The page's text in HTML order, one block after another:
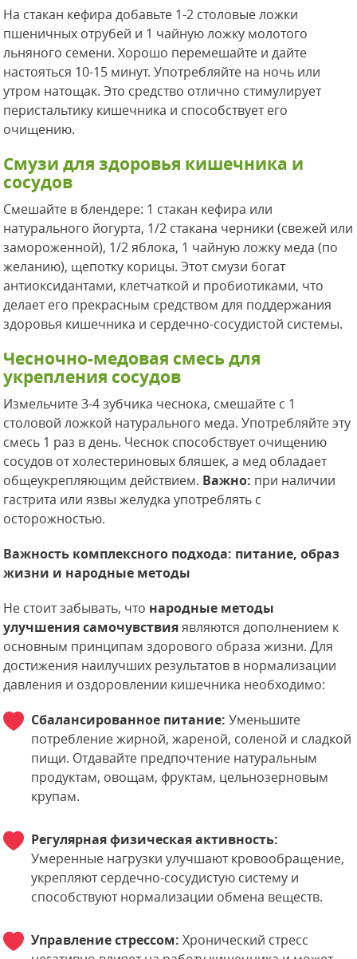
На стакан кефира добавьте 1-2 столовые ложки
пшеничных отрубей и 1 чайную ложку молотого
льняного семени. Хорошо перемешайте и дайте
настояться 10-15 минут. Употребляйте на ночь или
утром натощак. Это средство отлично стимулирует
перистальтику кишечника и способствует его
очищению.
Смузи для здоровья кишечника и
сосудов
Смешайте в блендере: 1 стакан кефира или
натурального йогурта, 1/2 стакана черники (свежей или
замороженной), 1/2 яблока, 1 чайную ложку меда (по
желанию), щепотку корицы. Этот смузи богат
антиоксидантами, клетчаткой и пробиотиками, что
делает его прекрасным средством для поддержания
здоровья кишечника и сердечно-сосудистой системы.
Чесночно-медовая смесь для
укрепления сосудов
Измельчите 3-4 зубчика чеснока, смешайте с 1
столовой ложкой натурального меда. Употребляйте эту
смесь 1 раз в день. Чеснок способствует очищению
сосудов от холестериновых бляшек, а мед обладает
общеукрепляющим действием. Важно: при наличии
гастрита или язвы желудка употреблять с
осторожностью.
Важность комплексного подхода: питание, образ
жизни и народные методы
Не стоит забывать, что народные методы
улучшения самочувствияявляются дополнением к
основным принципам здорового образа жизни. Для
достижения наилучших результатов в нормализации
давления и оздоровлении кишечника необходимо:
Сбалансированное питание: Уменьшите
потребление жирной, жареной, соленой и сладкой
пищи. Отдавайте предпочтение натуральным
продуктам, овощам, фруктам, цельнозерновым
крупам.
Регулярная физическая активность:
Умеренные нагрузки улучшают кровообращение,
укрепляют сердечно-сосудистую систему и
способствуют нормализации обмена веществ.
Управление стрессом: Хронический стресс